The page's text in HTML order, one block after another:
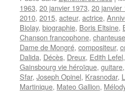
1963, 20 janvier 1973, 20 janvier
2010, 2015, acteur, actrice,
Biolay, biographie, Boris Eltsine,
Chanson francophone, chanteuse
Dame de Mongré, compositeur,
Dalida, Décès, Dreux, Edith Lefel,
Gainsbourg vie héroïque, guitare,
Sfar, Joseph Opinel, Krasnodar,
Martinique, Mateo Gallion,